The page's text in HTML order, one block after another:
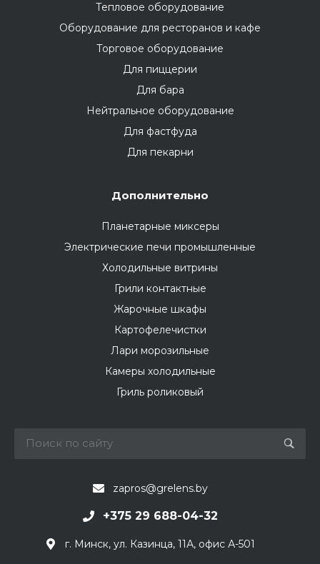
Тепловое оборудование
Оборудование для ресторанов и кафе
Торговое оборудование
Для пиццерии
Для бара
Нейтральное оборудование
Для фастфуда
Для пекарни
Дополнительно
Планетарные миксеры
Электрические печи промышленные
Холодильные витрины
Грили контактные
Жарочные шкафы
Картофелечистки
Лари морозильные
Камеры холодильные
Гриль роликовый
zapros@grelens.by
+375 29 688-04-32
г. Минск, ул. Казинца, 11А, офис А-501